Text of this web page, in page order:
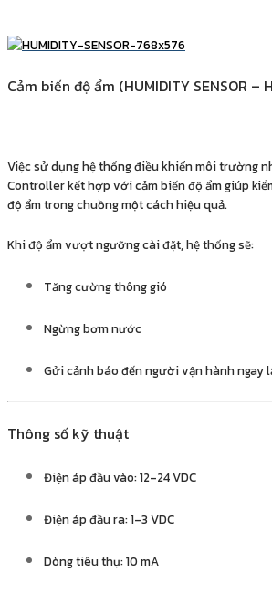
Cảm biến độ ẩm (HUMIDITY SENSOR –
Việc sử dụng hệ thống điều khiển môi trường
Controller kết hợp với cảm biến độ ẩm giúp
độ ẩm trong chuồng một cách hiệu quả.
Khi độ ẩm vượt ngưỡng cài đặt, hệ thống sẽ:
Tăng cường thông gió
Ngừng bơm nước
Gửi cảnh báo đến người vận hành ngay
Thông số kỹ thuật
Điện áp đầu vào: 12–24 VDC
Điện áp đầu ra: 1–3 VDC
Dòng tiêu thụ: 10 mA